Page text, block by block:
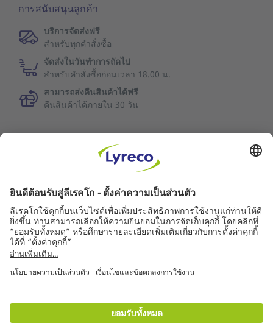
การสนับสนุนลูกค้า
บริการจัดส่งฟรี
สำหรับทุกคำสั่งซื้อ
จัดส่งในวันทำการถัดไป
สำหรับคำสั่งซื้อก่อนเวลา 18.00 น.
สามารถส่งคืนสินค้าได้ฟรี
คืนสินค้าได้ภายใน 30 วัน
ข่าวลีเรคโก
คู่ค้า
Privacy Settings